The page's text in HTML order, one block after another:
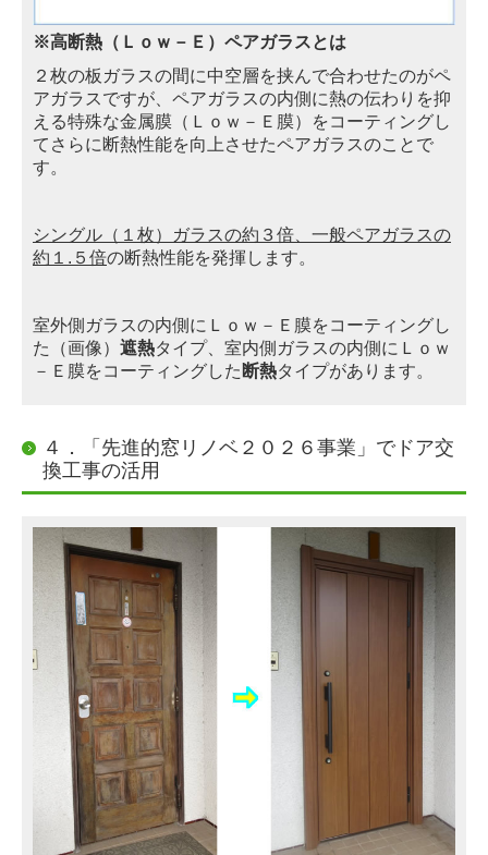
※高断熱（Ｌｏｗ－Ｅ）ペアガラスとは
２枚の板ガラスの間に中空層を挟んで合わせたのがペ
アガラスですが、 ペアガラスの内側に熱の伝わりを抑
える特殊な金属膜（Ｌｏｗ－Ｅ膜）をコーティングし
てさらに断熱性能を向上させたペアガラスのことで
す。
シングル（１枚）ガラスの約３倍、一般ペアガラスの
約１.５倍の断熱性能を発揮します。
室外側ガラスの内側にＬｏｗ－Ｅ膜をコーティングし
た（画像） 遮熱タイプ、室内側ガラスの内側にＬｏｗ
－Ｅ膜をコーティングした 断熱タイプがあります。
４．「先進的窓リノベ２０２６事業」でドア交
換工事の活用